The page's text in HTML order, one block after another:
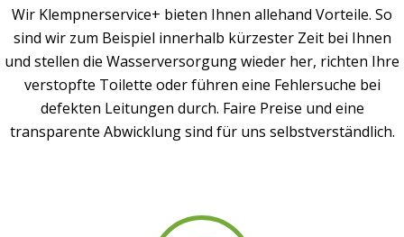
Wir Klempnerservice+ bieten Ihnen allehand Vorteile. So
sind wir zum Beispiel innerhalb kürzester Zeit bei Ihnen
und stellen die Wasserversorgung wieder her, richten Ihre
verstopfte Toilette oder führen eine Fehlersuche bei
defekten Leitungen durch. Faire Preise und eine
transparente Abwicklung sind für uns selbstverständlich.